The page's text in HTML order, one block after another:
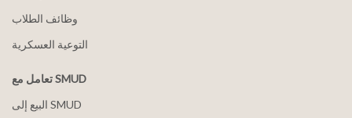
وظائف الطلاب
التوعية العسكرية
تعامل مع SMUD
البيع إلى SMUD